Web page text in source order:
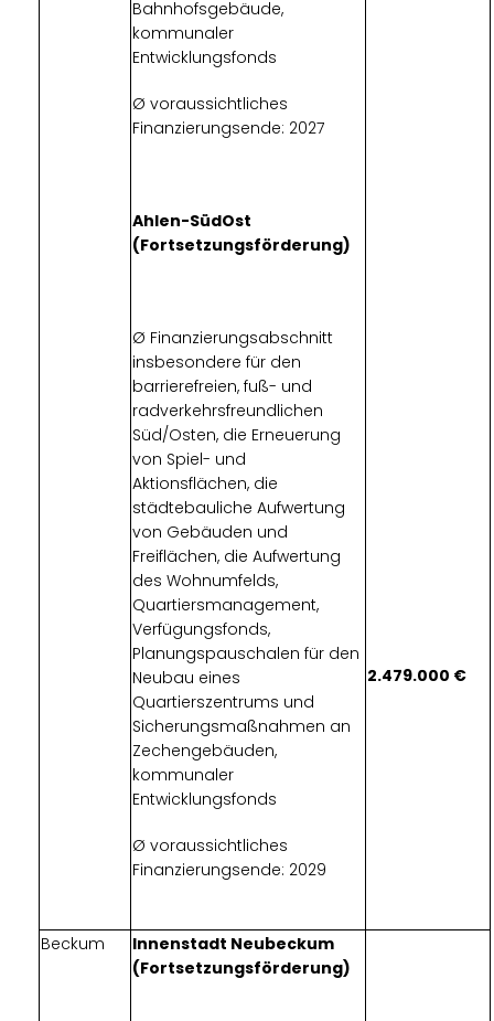
Bahnhofsgebäude,
kommunaler
Entwicklungsfonds
Ø voraussichtliches
Finanzierungsende: 2027
Ahlen-SüdOst
(Fortsetzungsförderung)
Ø Finanzierungsabschnitt
insbesondere für den
barrierefreien, fuß- und
radverkehrsfreundlichen
Süd/Osten, die Erneuerung
von Spiel- und
Aktionsflächen, die
städtebauliche Aufwertung
von Gebäuden und
Freiflächen, die Aufwertung
des Wohnumfelds,
Quartiersmanagement,
Verfügungsfonds,
Planungspauschalen für den
Neubau eines
Quartierszentrums und
Sicherungsmaßnahmen an
Zechengebäuden,
kommunaler
Entwicklungsfonds
Ø voraussichtliches
Finanzierungsende: 2029
2.479.000
Beckum
Innenstadt Neubeckum
(Fortsetzungsförderung)